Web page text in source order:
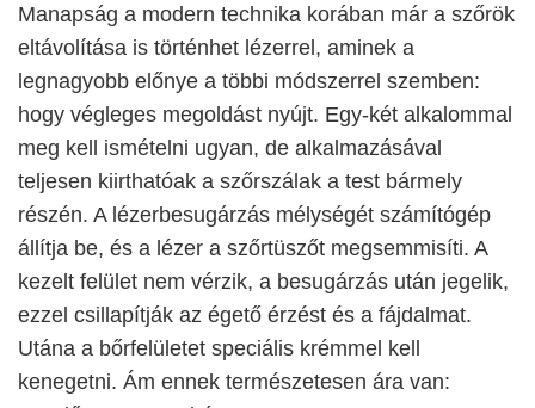
Manapság a modern technika korában már a szőrök
eltávolítása is történhet lézerrel, aminek a
legnagyobb előnye a többi módszerrel szemben:
hogy végleges megoldást nyújt. Egy-két alkalommal
meg kell ismételni ugyan, de alkalmazásával
teljesen kiirthatóak a szőrszálak a test bármely
részén. A lézerbesugárzás mélységét számítógép
állítja be, és a lézer a szőrtüszőt megsemmisíti. A
kezelt felület nem vérzik, a besugárzás után jegelik,
ezzel csillapítják az égető érzést és a fájdalmat.
Utána a bőrfelületet speciális krémmel kell
kenegetni. Ám ennek természetesen ára van: